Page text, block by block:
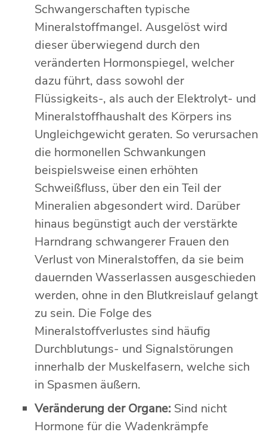
Schwangerschaften typische
Mineralstoffmangel. Ausgelöst wird
dieser überwiegend durch den
veränderten Hormonspiegel, welcher
dazu führt, dass sowohl der
Flüssigkeits-, als auch der Elektrolyt- und
Mineralstoffhaushalt des Körpers ins
Ungleichgewicht geraten. So verursachen
die hormonellen Schwankungen
beispielsweise einen erhöhten
Schweißfluss, über den ein Teil der
Mineralien abgesondert wird. Darüber
hinaus begünstigt auch der verstärkte
Harndrang schwangerer Frauen den
Verlust von Mineralstoffen, da sie beim
dauernden Wasserlassen ausgeschieden
werden, ohne in den Blutkreislauf gelangt
zu sein. Die Folge des
Mineralstoffverlustes sind häufig
Durchblutungs- und Signalstörungen
innerhalb der Muskelfasern, welche sich
in Spasmen äußern.
Veränderung der Organe: Sind nicht
Hormone für die Wadenkrämpfe